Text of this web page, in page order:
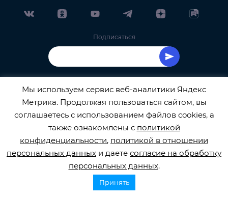
Подписаться
ОФИЦИАЛЬНЫЙ ОПЕРАТОР ОБРАБОТКИ
ПЕРСОНАЛЬНЫХ ДАННЫХ РЕГИСТРАЦИОННЫЙ
НОМЕР 77-22-133540
Мы используем сервис веб-аналитики Яндекс
Метрика. Продолжая пользоваться сайтом, вы
соглашаетесь с использованием файлов cookies, а
также ознакомлены с политикой
конфиденциальности, политикой в отношении
персональных данных и даете согласие на обработку
персональных данных.
Принять